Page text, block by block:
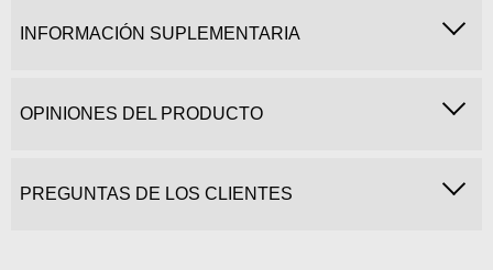
INFORMACIÓN SUPLEMENTARIA
OPINIONES DEL PRODUCTO
PREGUNTAS DE LOS CLIENTES